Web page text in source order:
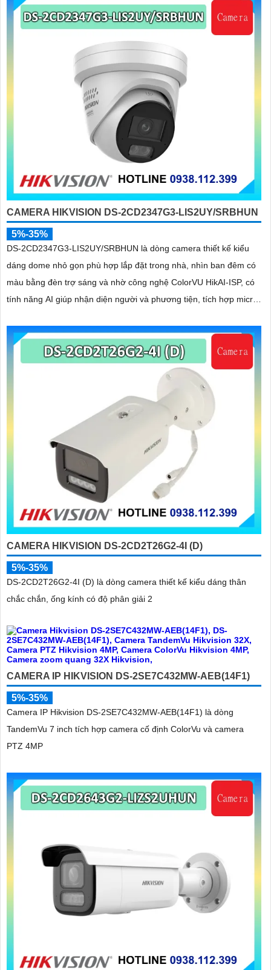
CAMERA HIKVISION DS-2CD2347G3-LIS2UY/SRBHUN
5%-35%
DS-2CD2347G3-LIS2UY/SRBHUN là dòng camera thiết kế kiểu
dáng dome nhỏ gọn phù hợp lắp đặt trong nhà, nhìn ban đêm có
màu bằng đèn trợ sáng và nhờ công nghệ ColorVU HikAI-ISP, có
tính năng AI giúp nhận diện người và phương tiện, tích hợp micro
CAMERA HIKVISION DS-2CD2T26G2-4I (D)
5%-35%
DS-2CD2T26G2-4I (D) là dòng camera thiết kế kiểu dáng thân
chắc chắn, ống kính có độ phân giải 2
CAMERA IP HIKVISION DS-2SE7C432MW-AEB(14F1)
5%-35%
Camera IP Hikvision DS-2SE7C432MW-AEB(14F1) là dòng
TandemVu 7 inch tích hợp camera cố định ColorVu và camera
PTZ 4MP